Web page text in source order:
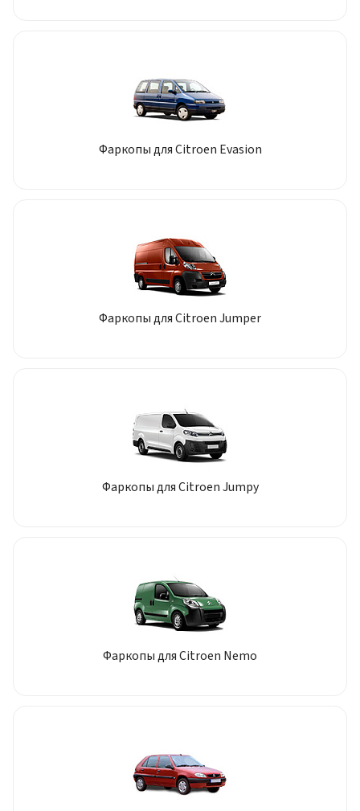
Фаркопы для Citroen Evasion
Фаркопы для Citroen Jumper
Фаркопы для Citroen Jumpy
Фаркопы для Citroen Nemo